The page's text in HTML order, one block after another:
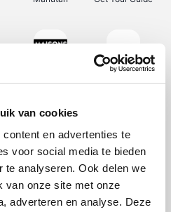
van cookies
en advertenties te
voor social media te bieden
te analyseren. Ook delen we
van onze site met onze
adverteren en analyse. Deze